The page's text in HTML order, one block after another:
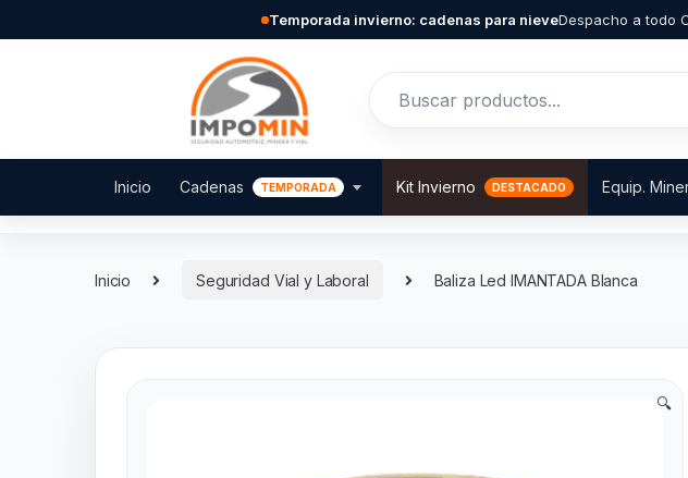
Temporada invierno: cadenas para nieveDespacho a todo
Search for:
Inicio Cadenas Kit Invierno Equip.
Inicio Seguridad Vial y Laboral Baliza Led IMANTADA Blanca
🔍